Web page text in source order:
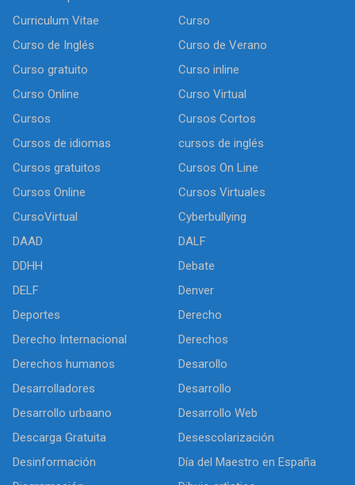
Curriculum Vitae
Curso
Curso de Inglés
Curso de Verano
Curso gratuito
Curso inline
Curso Online
Curso Virtual
Cursos
Cursos Cortos
Cursos de idiomas
cursos de inglés
Cursos gratuitos
Cursos On Line
Cursos Online
Cursos Virtuales
CursoVirtual
Cyberbullying
DAAD
DALF
DDHH
Debate
DELF
Denver
Deportes
Derecho
Derecho Internacional
Derechos
Derechos humanos
Desarollo
Desarrolladores
Desarrollo
Desarrollo urbaano
Desarrollo Web
Descarga Gratuita
Desescolarización
Desinformación
Día del Maestro en España